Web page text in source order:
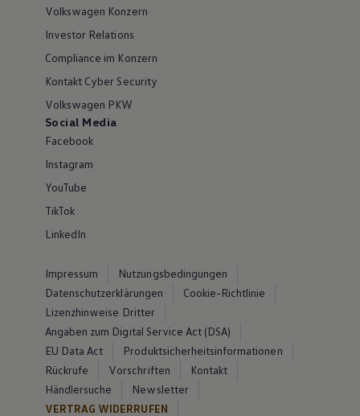
Volkswagen Konzern
Investor Relations
Compliance im Konzern
Kontakt Cyber Security
Volkswagen PKW
Social Media
Facebook
Instagram
YouTube
TikTok
LinkedIn
Impressum
Nutzungsbedingungen
Datenschutzerklärungen
Cookie-Richtlinie
Lizenzhinweise Dritter
Angaben zum Digital Service Act (DSA)
EU Data Act
Produktsicherheitsinformationen
Rückrufe
Vorschriften
Kontakt
Händlersuche
Newsletter
VERTRAG WIDERRUFEN